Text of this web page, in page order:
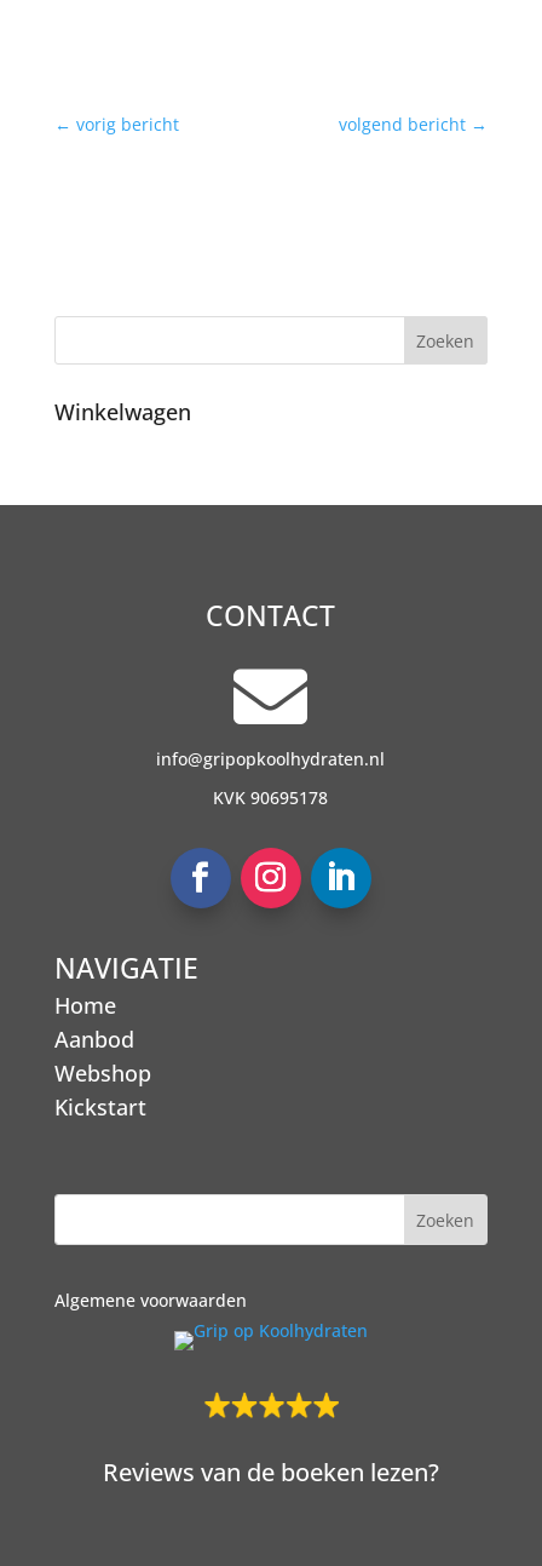
← vorig bericht volgend bericht →
Winkelwagen
CONTACT

info@gripopkoolhydraten.nl
KVK 90695178
NAVIGATIE
Home
Aanbod
Webshop
Kickstart
Algemene voorwaarden
Reviews van de boeken lezen?